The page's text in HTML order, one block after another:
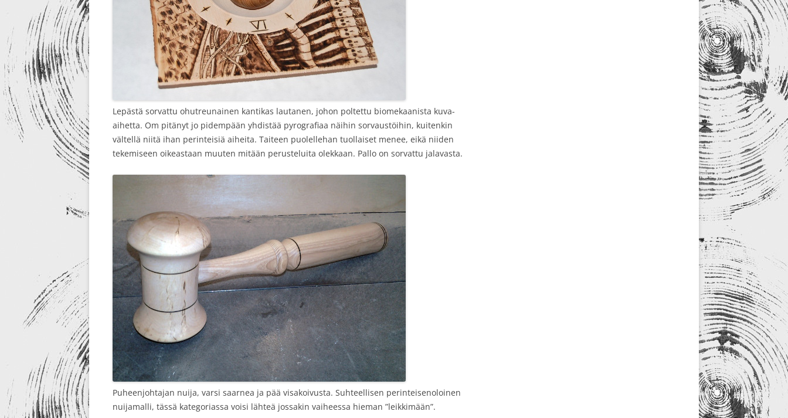
Lepästä sorvattu ohutreunainen kantikas lautanen, johon poltettu biomekaanista kuva-
aihetta. Om pitänyt jo pidempään yhdistää pyrografiaa näihin sorvaustöihin, kuitenkin
vältellä niitä ihan perinteisiä aiheita. Taiteen puolellehan tuollaiset menee, eikä niiden
tekemiseen oikeastaan muuten mitään perusteluita olekkaan. Pallo on sorvattu jalavasta.
Puheenjohtajan nuija, varsi saarnea ja pää visakoivusta. Suhteellisen perinteisenoloinen
nuijamalli, tässä kategoriassa voisi lähteä jossakin vaiheessa hieman ”leikkimään”.